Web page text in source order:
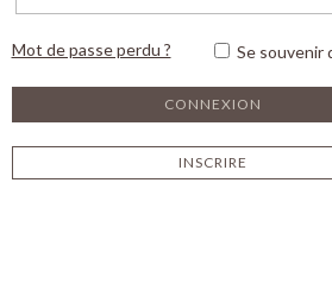
Mot de passe perdu ? Se souvenir
INSCRIRE